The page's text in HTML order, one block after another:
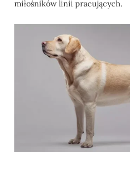
miłośników linii pracujących.